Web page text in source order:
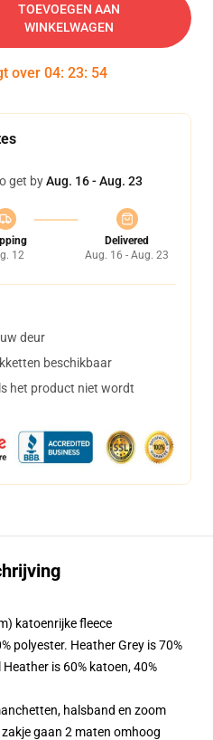
TOEVOEGEN AAN
WINKELWAGEN
over 04: 23: 54
get byAug. 16 - Aug. 23
12
Delivered
Aug. 16 - Aug. 23
deur
beschikbaar
het product niet wordt
katoenrijke fleece
polyester. Heather Grey is 70%
is 60% katoen, 40%
halsband en zoom
gaan 2 maten omhoog